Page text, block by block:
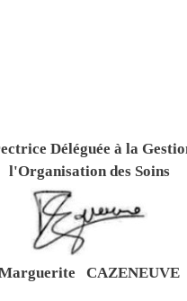
Déléguée à la
l'Organisation des Soins
CAZENEUVE